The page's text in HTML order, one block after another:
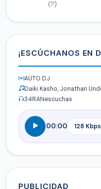
(?)
¡ESCÚCHANOS EN
AUTO DJ
34RANescuchas
00:00
PUBLICIDAD